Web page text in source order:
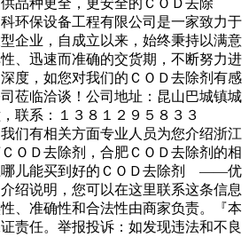
品种更全，更安全的ＣＯＤ去除
设备工程有限公司是一家致力于
企业，自成立以来，始终秉持以满意
、迅速而准确的交货期，不断努力进
度，如您对我们的ＣＯＤ去除剂有感
莅临洽谈！公司地址：昆山巴城镇城
联系：１３８１２９５８３３
相关方面专业人员为您介绍浙江
ＯＤ去除剂，合肥ＣＯＤ去除剂的相
哪儿能买到好的ＣＯＤ去除剂 ——优
绍说明，您可以在这里联系这条信息
、准确性和合法性由商家负责。『本
责任。举报投诉：如发现违法和不良